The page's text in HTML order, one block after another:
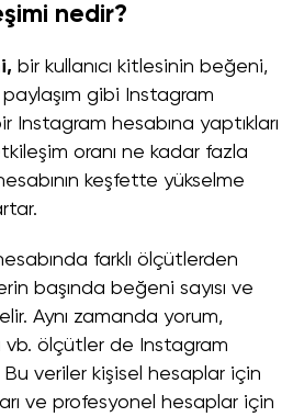
nedir?
bir kullanıcı kitlesinin beğeni,
gibi Instagram
Instagram hesabına yaptıkları
oranı ne kadar fazla
keşfette yükselme
farklı ölçütlerden
başında beğeni sayısı ve
Aynı zamanda yorum,
ölçütler de Instagram
veriler kişisel hesaplar için
ve profesyonel hesaplar için